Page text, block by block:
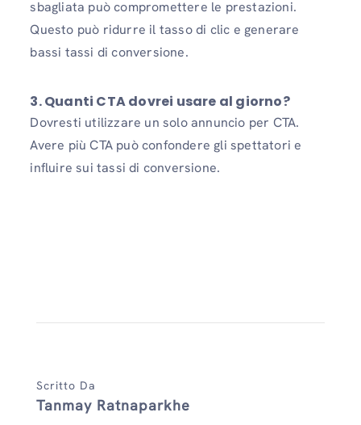
sbagliata può compromettere le prestazioni.
Questo può ridurre il tasso di clic e generare
bassi tassi di conversione.
3. Quanti CTA dovrei usare al giorno?
Dovresti utilizzare un solo annuncio per CTA.
Avere più CTA può confondere gli spettatori e
influire sui tassi di conversione.
Scritto Da
Tanmay Ratnaparkhe